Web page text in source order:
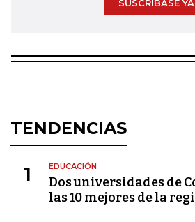
SUSCRÍBASE YA
TENDENCIAS
1 EDUCACIÓN
Dos universidades de
las 10 mejores de la